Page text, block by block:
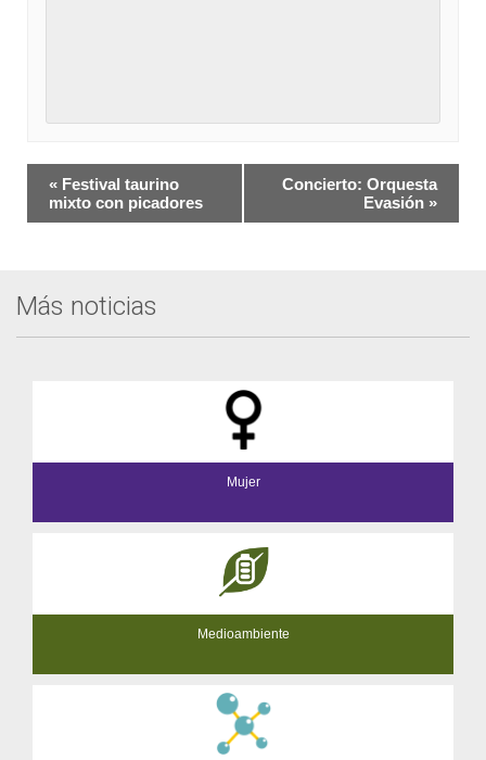
Navegación
del
« Festival taurino
mixto con picadores
Concierto: Orquesta
Evasión »
Más noticias
Mujer
Medioambiente